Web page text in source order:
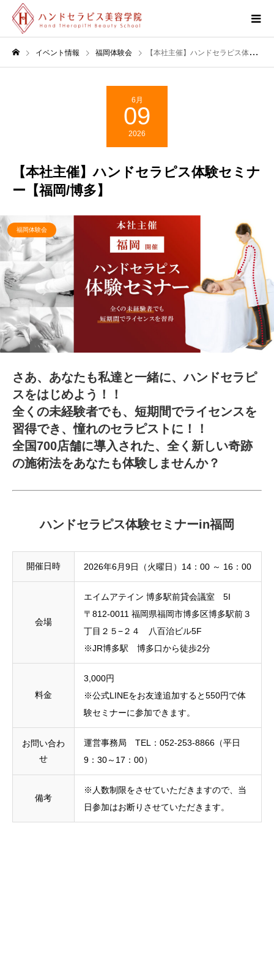
イベント情報 福岡体験会 【本社主催】ハンドセラピス体験セミナー【福岡/博多】
6月
09
2026
【本社主催】ハンドセラピス体験セミナ
ー【福岡/博多】
福岡体験会
さあ、あなたも私達と一緒に、ハンドセラピ
スをはじめよう！！
全くの未経験者でも、短期間でライセンスを
習得でき、憧れのセラピストに！！
全国700店舗に導入された、全く新しい奇跡
の施術法をあなたも体験しませんか？
ハンドセラピス体験セミナーin福岡
開催日時 2026年6月9日（火曜日）14：00 ～ 16：00
会場
エイムアテイン 博多駅前貸会議室 5I
〒812-0011 福岡県福岡市博多区博多駅前３
丁目２５−２４ 八百治ビル5F
※JR博多駅 博多口から徒歩2分
料金
3,000円
※公式LINEをお友達追加すると550円で体
験セミナーに参加できます。
お問い合わ
せ
運営事務局 TEL：052-253-8866（平日
9：30～17：00）
備考
※人数制限をさせていただきますので、当
日参加はお断りさせていただきます。